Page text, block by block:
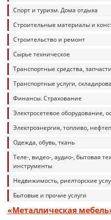
Спорт и туризм. Дома отдыха
Строительные материалы и
Строительство и ремонт
Сырье техническое
Транспортные средства, запчасти
Транспортные услуги,
Финансы. Страхование
Электросетевое оборудование,
Электроэнергия, топливо,
Одежда, обувь, ткань
Теле-, видео-, аудио-, бытовая
инструменты
Недвижимость, риелторские
Бытовые и прочие услуги
«Металлическая